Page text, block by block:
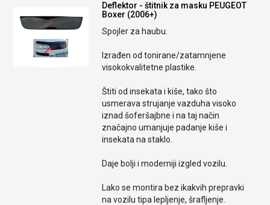
Deflektor - štitnik za masku PEUGEOT
Boxer (2006+)
Spojler za haubu.
Izrađen od tonirane/zatamnjene
visokokvalitetne plastike.
Štiti od insekata i kiše, tako što
usmerava strujanje vazduha visoko
iznad šoferšajbne i na taj način
značajno umanjuje padanje kiše i
insekata na staklo.
Daje bolji i moderniji izgled vozilu.
Lako se montira bez ikakvih prepravki
na vozilu tipa lepljenje, šrafljenje.